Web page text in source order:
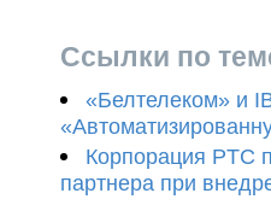
Ссылки по
«Белтелеком» и
Корпорация PTC
партнера при